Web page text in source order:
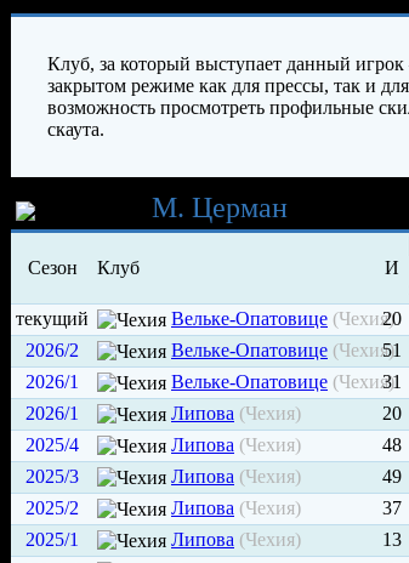
Клуб, за который выступает данный
закрытом режиме как для прессы, так и
возможность просмотреть профильные
скаута.
М. Церман
Сезон Клуб И
текущий Вельке-Опатовице (Чехия)20
2026/2
Вельке-Опатовице (Чехия)
51
2026/1
Вельке-Опатовице (Чехия)
31
2026/1
Липова (Чехия) 20
2025/4
Липова (Чехия) 48
2025/3
Липова (Чехия) 49
2025/2
Липова (Чехия) 37
2025/1
Липова (Чехия) 13